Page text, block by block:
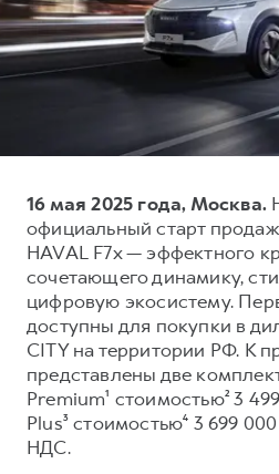
от
от 2 899 000 ₽
POER
от 3 449 000 ₽
Тест-драйв
Трейд-ин
КРЕДИТ И
Страхование
Кредит
КОРПОРАТИВНЫМ
Для малого бизнеса
Корпоративным клиентам
Крупным корпоративным
Система управления
СЕРВИСНОЕ
Нулевое ТО
Программа «Помощь на
Регламенты технического
ПОДДЕРЖКА
GWM Безопасность
Гарантия HAVAL
Мобильное приложение
Программа «HAVAL
Руководства по
Подписки
О дилере
Наша команда
16 мая 2025 года, Москва.
официальный старт
HAVAL F7x — эффектного
сочетающего динамику,
цифровую экосистему.
доступны для покупки в
CITY на территории РФ. К
представлены две
Premium¹ стоимостью² 3
Plus³ стоимостью⁴ 3 699
НДС.